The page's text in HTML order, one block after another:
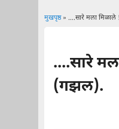
मुखपृष्ठ» ....सारे मला
....सारे
(गझल).